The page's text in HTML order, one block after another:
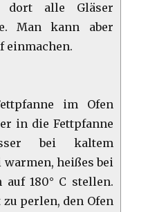
dort alle Gläser
Man kann aber
einmachen.
im Ofen
in die Fettpfanne
bei kaltem
heißes bei
auf 180° C stellen.
perlen, den Ofen